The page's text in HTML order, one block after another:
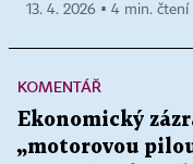
13. 4. 2026 ▪ 4 min. čtení
KOMENTÁŘ
Ekonomický
„motorovou